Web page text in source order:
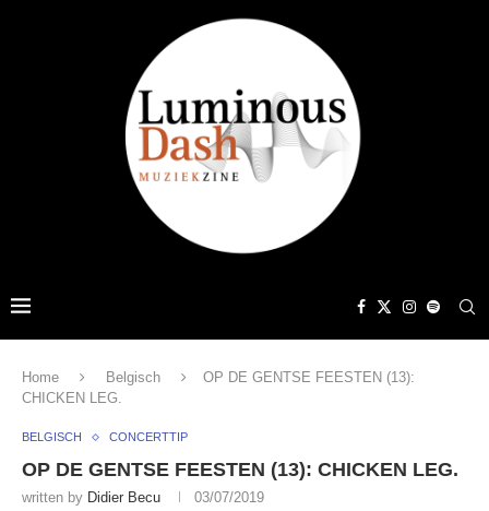
Home Belgisch
OP DE GENTSE FEESTEN (13):
CHICKEN LEG.
BELGISCH CONCERTTIP
OP DE GENTSE FEESTEN (13): CHICKEN LEG.
written by Didier Becu 03/07/2019